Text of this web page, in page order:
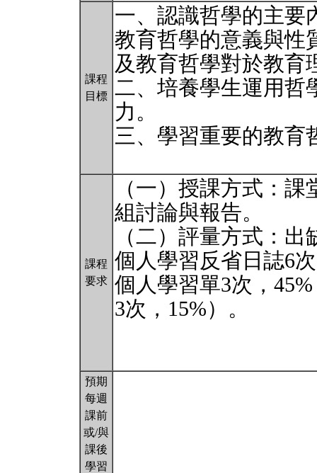
課程
目標
一、認識哲學的主要
教育哲學的意義與性
及教育哲學對於教育
二、培養學生運用哲
力。
三、學習重要的教育
課程
要求
（一）授課方式：
組討論與報告。
（二）評量方式：
個人學習反省日誌6
個人學習單3次，
3次，15%）。
預期
每週
課前
或/與
課後
學習